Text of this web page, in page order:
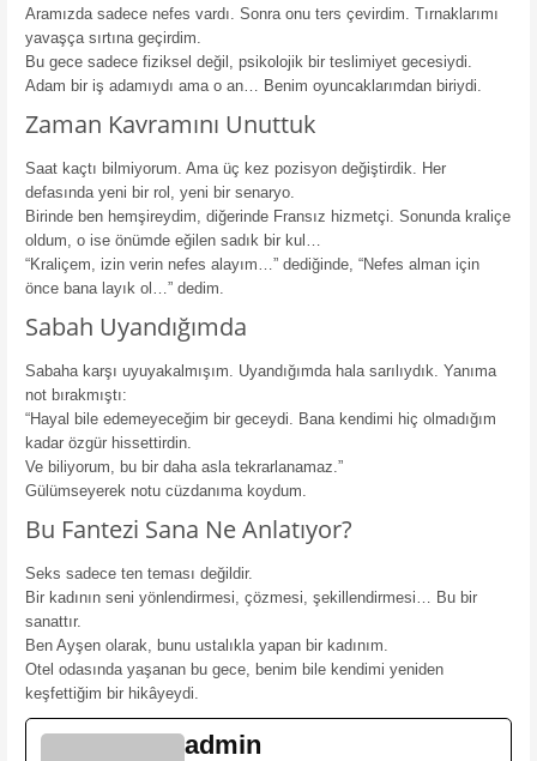
Aramızda sadece nefes vardı. Sonra onu ters çevirdim. Tırnaklarımı
yavaşça sırtına geçirdim.
Bu gece sadece fiziksel değil, psikolojik bir teslimiyet gecesiydi.
Adam bir iş adamıydı ama o an… Benim oyuncaklarımdan biriydi.
Zaman Kavramını Unuttuk
Saat kaçtı bilmiyorum. Ama üç kez pozisyon değiştirdik. Her
defasında yeni bir rol, yeni bir senaryo.
Birinde ben hemşireydim, diğerinde Fransız hizmetçi. Sonunda kraliçe
oldum, o ise önümde eğilen sadık bir kul…
“Kraliçem, izin verin nefes alayım…” dediğinde, “Nefes alman için
önce bana layık ol…” dedim.
Sabah Uyandığımda
Sabaha karşı uyuyakalmışım. Uyandığımda hala sarılıydık. Yanıma
not bırakmıştı:
“Hayal bile edemeyeceğim bir geceydi. Bana kendimi hiç olmadığım
kadar özgür hissettirdin.
Ve biliyorum, bu bir daha asla tekrarlanamaz.”
Gülümseyerek notu cüzdanıma koydum.
Bu Fantezi Sana Ne Anlatıyor?
Seks sadece ten teması değildir.
Bir kadının seni yönlendirmesi, çözmesi, şekillendirmesi… Bu bir
sanattır.
Ben Ayşen olarak, bunu ustalıkla yapan bir kadınım.
Otel odasında yaşanan bu gece, benim bile kendimi yeniden
keşfettiğim bir hikâyeydi.
admin